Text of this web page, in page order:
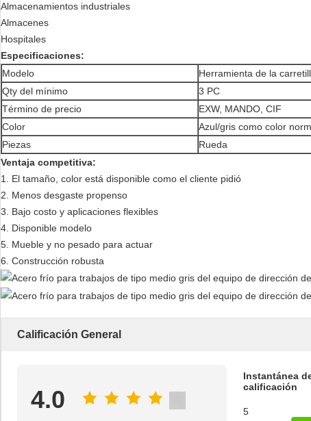
Almacenamientos industriales
Almacenes
Hospitales
Especificaciones:
Modelo
Herramienta de la
Qty del mínimo
3 PC
Término de precio
EXW, MANDO, CIF
Color
Azul/gris como color
Piezas
Rueda
Ventaja competitiva:
1. El tamaño, color está disponible como el cliente pidió
2. Menos desgaste propenso
3. Bajo costo y aplicaciones flexibles
4. Disponible modelo
5. Mueble y no pesado para actuar
6. Construcción robusta
Calificación General
4.0
Instantánea
calificación
5